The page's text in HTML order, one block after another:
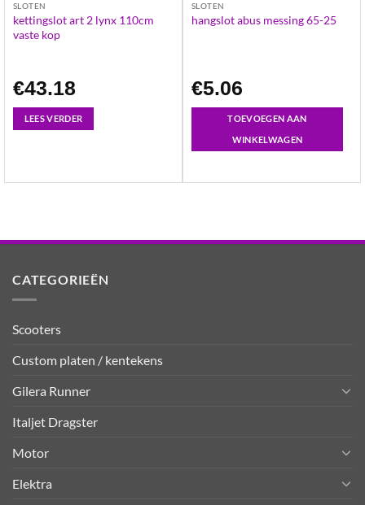
SLOTEN
kettingslot art 2 lynx 110cm
vaste kop
€43.18
LEES VERDER
SLOTEN
hangslot abus messing 65-25
€5.06
TOEVOEGEN AAN
WINKELWAGEN
CATEGORIEËN
Scooters
Custom platen / kentekens
Gilera Runner
Italjet Dragster
Motor
Elektra